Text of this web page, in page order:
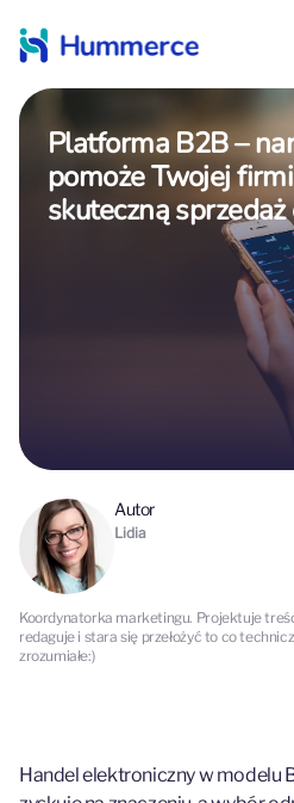
Platforma B2B –
pomoże Twojej
skuteczną
Autor
Lidia
Koordynatorka marketingu. Projektuje
redaguje i stara się przełożyć to co
zrozumiałe:)
Handel elektroniczny w modelu